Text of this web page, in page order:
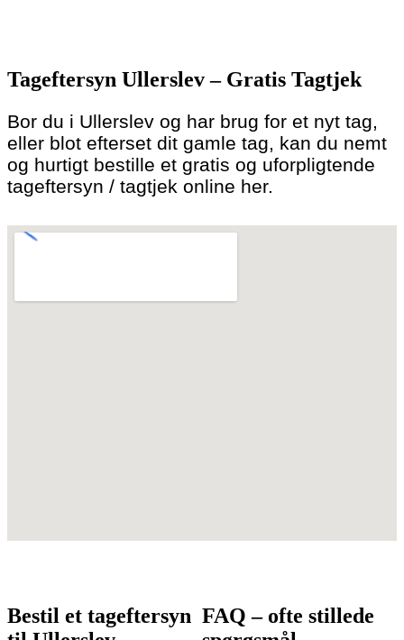
to
content
Tageftersyn Ullerslev – Gratis Tagtjek
Bor du i Ullerslev og har brug for et nyt tag,
eller blot efterset dit gamle tag, kan du nemt
og hurtigt bestille et gratis og uforpligtende
tageftersyn / tagtjek online her.
Bestil et tageftersyn FAQ – ofte stillede